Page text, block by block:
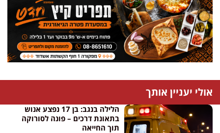
אולי יעניין אותך
הלילה בנגב: בן 17 נפצע אנוש
בתאונת דרכים – פונה לסורוקה
תוך החייאה